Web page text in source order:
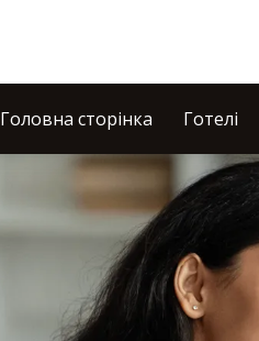
Головна сторінка Готелі